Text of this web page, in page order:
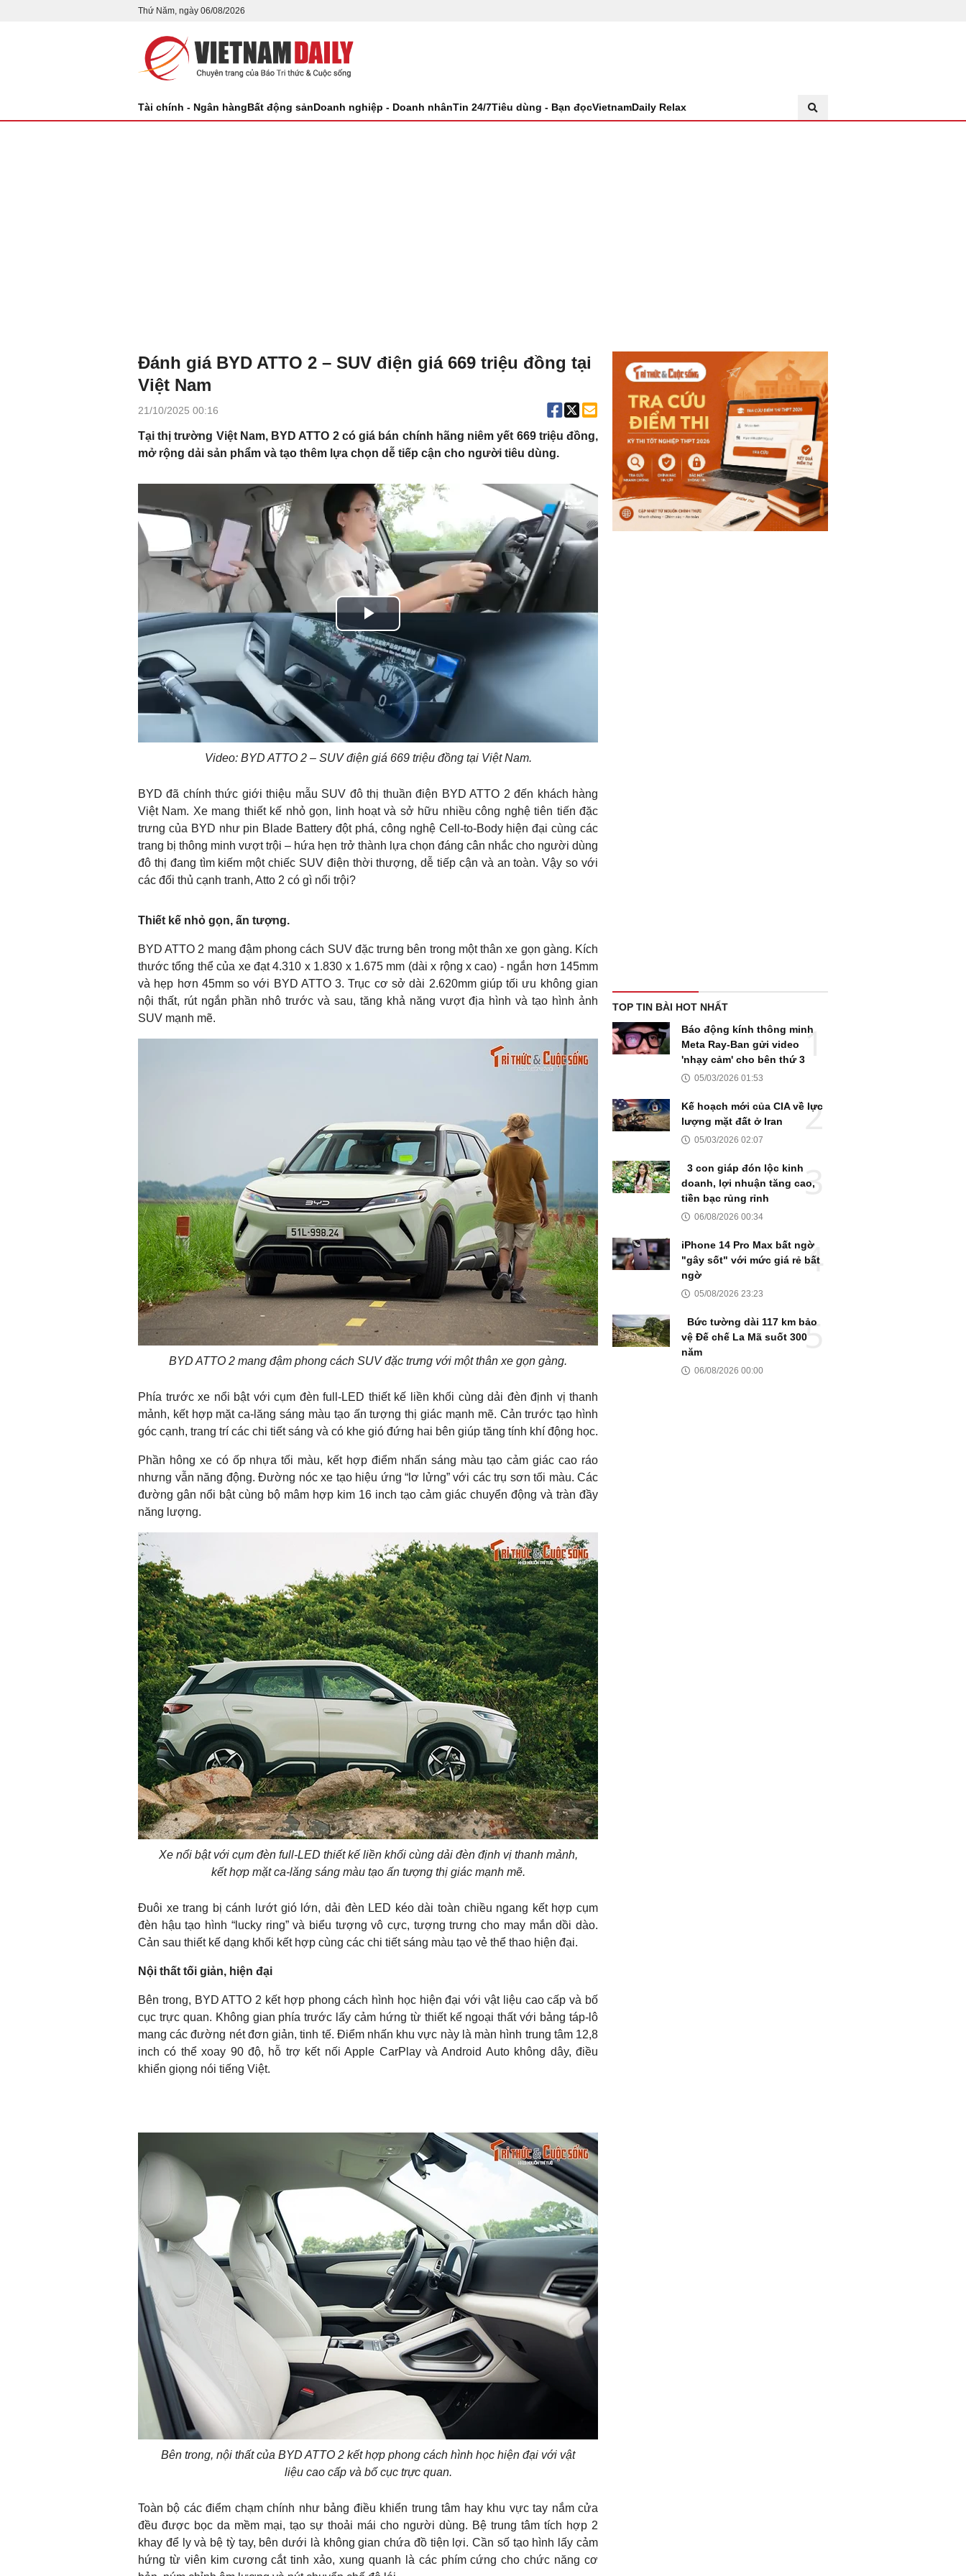
Thứ Năm, ngày 06/08/2026
Tài chính - Ngân hàngBất động sảnDoanh nghiệp - Doanh nhânTin 24/7Tiêu dùng - Bạn đọcVietnamDaily Relax
Đánh giá BYD ATTO 2 – SUV điện giá 669 triệu đồng tại
Việt Nam
21/10/2025 00:16
Tại thị trường Việt Nam, BYD ATTO 2 có giá bán chính hãng niêm yết 669 triệu đồng,
mở rộng dải sản phẩm và tạo thêm lựa chọn dễ tiếp cận cho người tiêu dùng.
Play
Video
Video: BYD ATTO 2 – SUV điện giá 669 triệu đồng tại Việt Nam.
BYD đã chính thức giới thiệu mẫu SUV đô thị thuần điện BYD ATTO 2 đến khách hàng
Việt Nam. Xe mang thiết kế nhỏ gọn, linh hoạt và sở hữu nhiều công nghệ tiên tiến đặc
trưng của BYD như pin Blade Battery đột phá, công nghệ Cell-to-Body hiện đại cùng các
trang bị thông minh vượt trội – hứa hẹn trở thành lựa chọn đáng cân nhắc cho người dùng
đô thị đang tìm kiếm một chiếc SUV điện thời thượng, dễ tiếp cận và an toàn. Vậy so với
các đối thủ cạnh tranh, Atto 2 có gì nổi trội?
Thiết kế nhỏ gọn, ấn tượng.
BYD ATTO 2 mang đậm phong cách SUV đặc trưng bên trong một thân xe gọn gàng. Kích
thước tổng thể của xe đạt 4.310 x 1.830 x 1.675 mm (dài x rộng x cao) - ngắn hơn 145mm
và hẹp hơn 45mm so với BYD ATTO 3. Trục cơ sở dài 2.620mm giúp tối ưu không gian
nội thất, rút ngắn phần nhô trước và sau, tăng khả năng vượt địa hình và tạo hình ảnh
SUV mạnh mẽ.
BYD ATTO 2 mang đậm phong cách SUV đặc trưng với một thân xe gọn gàng.
Phía trước xe nổi bật với cụm đèn full-LED thiết kế liền khối cùng dải đèn định vị thanh
mảnh, kết hợp mặt ca-lăng sáng màu tạo ấn tượng thị giác mạnh mẽ. Cản trước tạo hình
góc cạnh, trang trí các chi tiết sáng và có khe gió đứng hai bên giúp tăng tính khí động học.
Phần hông xe có ốp nhựa tối màu, kết hợp điểm nhấn sáng màu tạo cảm giác cao ráo
nhưng vẫn năng động. Đường nóc xe tạo hiệu ứng “lơ lửng” với các trụ sơn tối màu. Các
đường gân nổi bật cùng bộ mâm hợp kim 16 inch tạo cảm giác chuyển động và tràn đầy
năng lượng.
Xe nổi bật với cụm đèn full-LED thiết kế liền khối cùng dải đèn định vị thanh mảnh,
kết hợp mặt ca-lăng sáng màu tạo ấn tượng thị giác mạnh mẽ.
Đuôi xe trang bị cánh lướt gió lớn, dải đèn LED kéo dài toàn chiều ngang kết hợp cụm
đèn hậu tạo hình “lucky ring” và biểu tượng vô cực, tượng trưng cho may mắn dồi dào.
Cản sau thiết kế dạng khối kết hợp cùng các chi tiết sáng màu tạo vẻ thể thao hiện đại.
Nội thất tối giản, hiện đại
Bên trong, BYD ATTO 2 kết hợp phong cách hình học hiện đại với vật liệu cao cấp và bố
cục trực quan. Không gian phía trước lấy cảm hứng từ thiết kế ngoại thất với bảng táp-lô
mang các đường nét đơn giản, tinh tế. Điểm nhấn khu vực này là màn hình trung tâm 12,8
inch có thể xoay 90 độ, hỗ trợ kết nối Apple CarPlay và Android Auto không dây, điều
khiển giọng nói tiếng Việt.
Bên trong, nội thất của BYD ATTO 2 kết hợp phong cách hình học hiện đại với vật
liệu cao cấp và bố cục trực quan.
Toàn bộ các điểm chạm chính như bảng điều khiển trung tâm hay khu vực tay nắm cửa
đều được bọc da mềm mại, tạo sự thoải mái cho người dùng. Bệ trung tâm tích hợp 2
khay để ly và bệ tỳ tay, bên dưới là không gian chứa đồ tiện lợi. Cần số tạo hình lấy cảm
hứng từ viên kim cương cắt tinh xảo, xung quanh là các phím cứng cho chức năng cơ
TOP TIN BÀI HOT NHẤT
Báo động kính thông minh
Meta Ray-Ban gửi video
'nhạy cảm' cho bên thứ 3
05/03/2026 01:53
Kế hoạch mới của CIA về lực
lượng mặt đất ở Iran
05/03/2026 02:07
3 con giáp đón lộc kinh
doanh, lợi nhuận tăng cao,
tiền bạc rủng rỉnh
06/08/2026 00:34
iPhone 14 Pro Max bất ngờ
"gây sốt" với mức giá rẻ bất
ngờ
05/08/2026 23:23
Bức tường dài 117 km bảo
vệ Đế chế La Mã suốt 300
năm
06/08/2026 00:00